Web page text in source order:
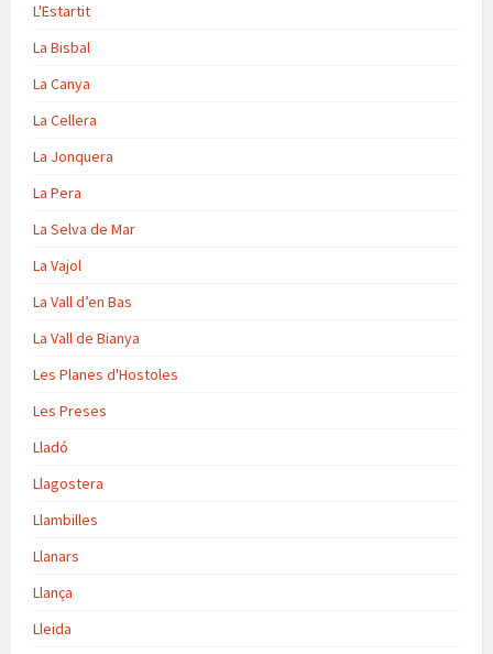
L'Estartit
La Bisbal
La Canya
La Cellera
La Jonquera
La Pera
La Selva de Mar
La Vajol
La Vall d’en Bas
La Vall de Bianya
Les Planes d'Hostoles
Les Preses
Lladó
Llagostera
Llambilles
Llanars
Llança
Lleida